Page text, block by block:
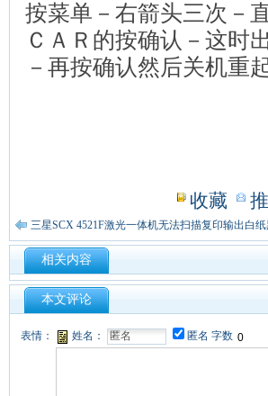
按菜单－右箭头三次－
ＣＡＲ的按确认－这时
－再按确认然后关机重
收藏
三星SCX 4521F激光一体机无法扫描复印输出白纸
相关内容
本文评论
表情： 姓名： 匿名 字数